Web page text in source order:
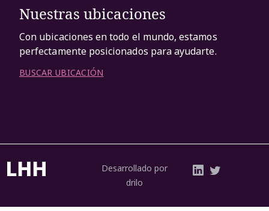
Nuestras ubicaciones
Con ubicaciones en todo el mundo, estamos
perfectamente posicionados para ayudarte.
BUSCAR UBICACIÓN
Desarrollado por
drilo